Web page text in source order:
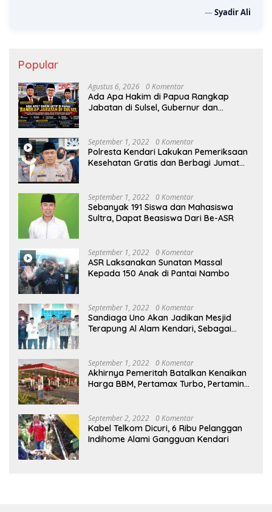
—Syadir Ali
Popular
Agustus 6, 2026 0 Komentar
Ada Apa Hakim di Papua Rangkap
Jabatan di Sulsel, Gubernur dan
September 1, 2022 0 Komentar
Polresta Kendari Lakukan Pemeriksaan
Kesehatan Gratis dan Berbagi Jumat
September 1, 2022 0 Komentar
Sebanyak 191 Siswa dan Mahasiswa
Sultra, Dapat Beasiswa Dari Be-ASR
September 1, 2022 0 Komentar
ASR Laksanakan Sunatan Massal
Kepada 150 Anak di Pantai Nambo
September 1, 2022 0 Komentar
Sandiaga Uno Akan Jadikan Mesjid
Terapung Al Alam Kendari, Sebagai
September 1, 2022 0 Komentar
Akhirnya Pemeritah Batalkan Kenaikan
Harga BBM, Pertamax Turbo, Pertamina
September 2, 2022 0 Komentar
Kabel Telkom Dicuri, 6 Ribu Pelanggan
Indihome Alami Gangguan Kendari